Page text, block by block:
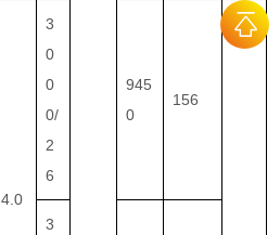
4.0
3
0
0
0/
2
6
945
0
156
3